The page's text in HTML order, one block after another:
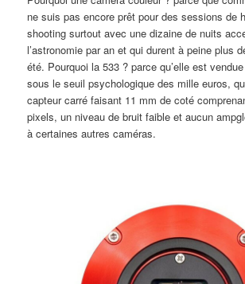
ne suis pas encore prêt pour des sessions de
shooting surtout avec une dizaine de nuits
l’astronomie par an et qui durent à peine plus
été. Pourquoi la 533 ? parce qu’elle est
sous le seuil psychologique des mille euros,
capteur carré faisant 11 mm de coté
pixels, un niveau de bruit faible et aucun
à certaines autres caméras.